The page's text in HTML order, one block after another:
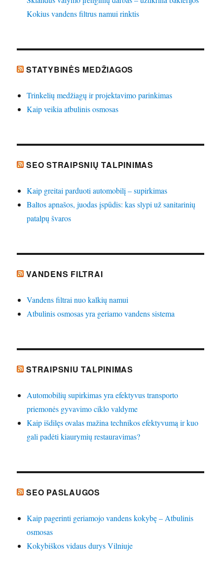
Kokius vandens filtrus namui rinktis
STATYBINĖS MEDŽIAGOS
Trinkelių medžiagų ir projektavimo parinkimas
Kaip veikia atbulinis osmosas
SEO STRAIPSNIŲ TALPINIMAS
Kaip greitai parduoti automobilį – supirkimas
Baltos apnašos, juodas įspūdis: kas slypi už sanitarinių
patalpų švaros
VANDENS FILTRAI
Vandens filtrai nuo kalkių namui
Atbulinis osmosas yra geriamo vandens sistema
STRAIPSNIU TALPINIMAS
Automobilių supirkimas yra efektyvus transporto
priemonės gyvavimo ciklo valdyme
Kaip išdilęs ovalas mažina technikos efektyvumą ir kuo
gali padėti kiaurymių restauravimas?
SEO PASLAUGOS
Kaip pagerinti geriamojo vandens kokybę – Atbulinis
osmosas
Kokybiškos vidaus durys Vilniuje